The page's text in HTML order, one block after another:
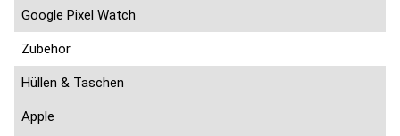
Google Pixel Watch
Zubehör
Hüllen & Taschen
Apple